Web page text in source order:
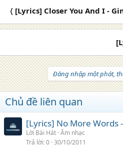
〈 [Lyrics] Closer You And I -
Đăng nhập một phát,
Chủ đề liên quan
[Lyrics] No More Words
Lời Bài Hát Âm nhạc
Trả lời 0 30/10/2011